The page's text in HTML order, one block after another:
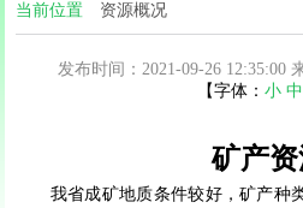
当前位置 资源概况
发布时间：2021-09-26 12:35:00
【字体： 小 中
矿产
我省成矿地质条件较好，矿产种